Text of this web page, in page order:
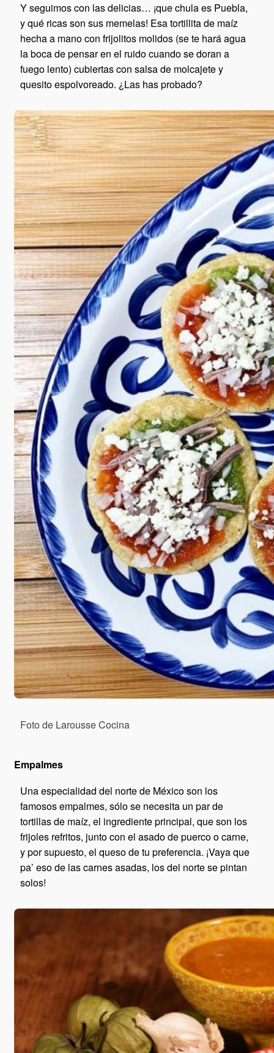
Y seguimos con las delicias… ¡que chula es Puebla,
y qué ricas son sus memelas! Esa tortillita de maíz
hecha a mano con frijolitos molidos (se te hará agua
la boca de pensar en el ruido cuando se doran a
fuego lento) cubiertas con salsa de molcajete y
quesito espolvoreado. ¿Las has probado?
Foto de Larousse Cocina
Empalmes
Una especialidad del norte de México son los
famosos empalmes, sólo se necesita un par de
tortillas de maíz, el ingrediente principal, que son los
frijoles refritos, junto con el asado de puerco o carne,
y por supuesto, el queso de tu preferencia. ¡Vaya que
pa’ eso de las carnes asadas, los del norte se pintan
solos!